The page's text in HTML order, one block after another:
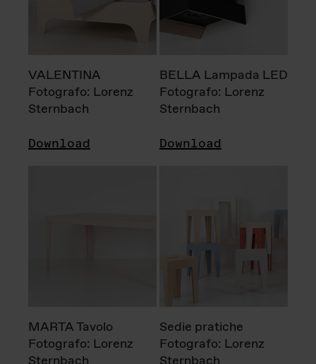
VALENTINA
Fotografo: Lorenz
Sternbach
Download
BELLA Lampada LED
Fotografo: Lorenz
Sternbach
Download
MARTA Tavolo
Fotografo: Lorenz
Sternbach
Sedie pratiche
Fotografo: Lorenz
Sternbach